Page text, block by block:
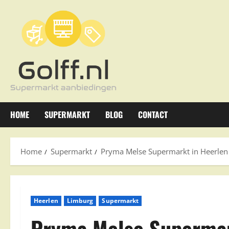
inhoud
HOME SUPERMARKT BLOG CONTACT
Home Supermarkt Pryma Melse Supermarkt in Heerlen
Heerlen Limburg Supermarkt